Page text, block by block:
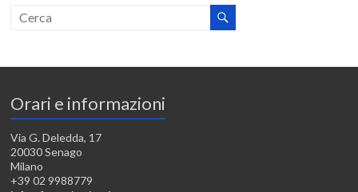
Orari e informazioni
Via G. Deledda, 17
20030 Senago
Milano
+39 02 9988779